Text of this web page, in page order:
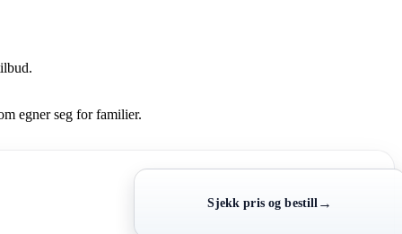
egner seg for familier.
Sjekk pris og bestill →